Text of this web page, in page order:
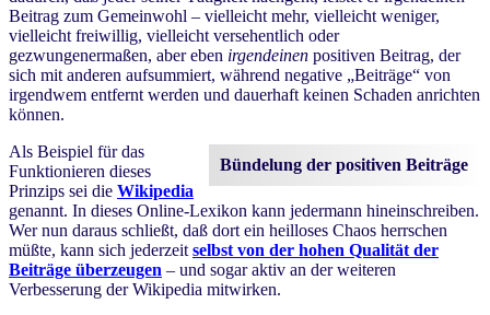
Beitrag zum Gemeinwohl – vielleicht mehr, vielleicht weniger,
vielleicht freiwillig, vielleicht versehentlich oder
gezwungenermaßen, aber eben irgendeinen positiven Beitrag, der
sich mit anderen aufsummiert, während negative „Beiträge“ von
irgendwem entfernt werden und dauerhaft keinen Schaden anrichten
können.
Bündelung der positiven Beiträge
Als Beispiel für das
Funktionieren dieses
Prinzips sei die Wikipedia
genannt. In dieses Online-Lexikon kann jedermann hineinschreiben.
Wer nun daraus schließt, daß dort ein heilloses Chaos herrschen
müßte, kann sich jederzeit selbst von der hohen Qualität der
Beiträge überzeugen – und sogar aktiv an der weiteren
Verbesserung der Wikipedia mitwirken.